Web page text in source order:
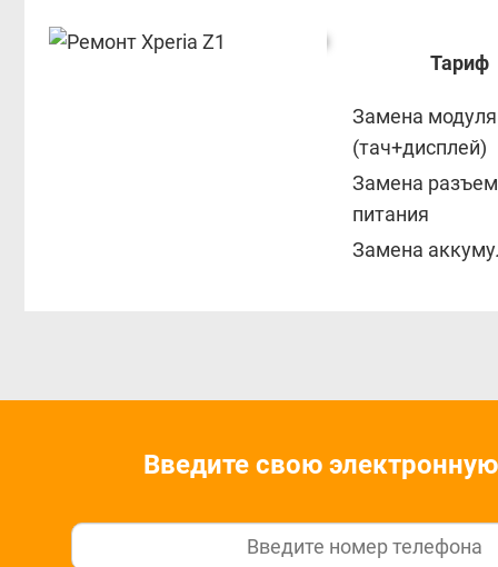
Тариф
Замена модуля
(тач+дисплей)
Замена
питания
Замена
Введите свою